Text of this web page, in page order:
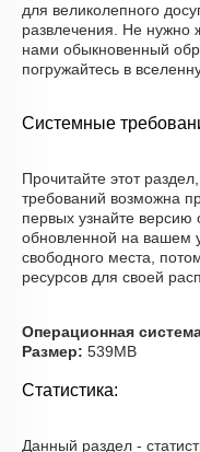
для великолепного
развлечения. Не нужно
нами обыкновенный
погружайтесь в
Системные
Прочитайте этот
требований возможна
первых узнайте версию
обновленной на вашем
свободного места,
ресурсов для своей
Операционная
Размер: 539MB
Статистика:
Данный раздел -